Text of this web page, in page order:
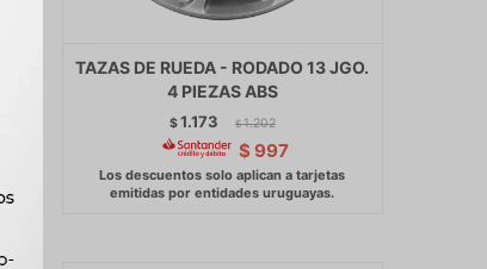
TAZAS DE RUEDA - RODADO 13 JGO.
4 PIEZAS ABS
$1.173 $ 1.202
$ 997